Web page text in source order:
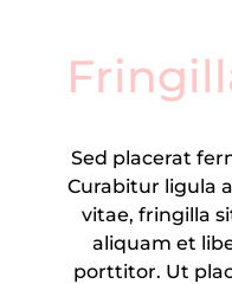
Sed placerat
Curabitur ligula
vitae, fringilla
aliquam et
porttitor. Ut